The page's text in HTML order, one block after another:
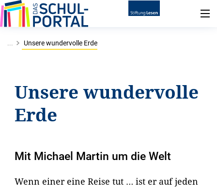
... Unsere wundervolle Erde
Unsere wundervolle
Erde
Mit Michael Martin um die Welt
Wenn einer eine Reise tut … ist er auf jeden